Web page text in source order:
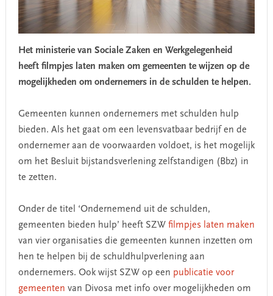
Het ministerie van Sociale Zaken en Werkgelegenheid
heeft filmpjes laten maken om gemeenten te wijzen op de
mogelijkheden om ondernemers in de schulden te helpen.
Gemeenten kunnen ondernemers met schulden hulp
bieden. Als het gaat om een levensvatbaar bedrijf en de
ondernemer aan de voorwaarden voldoet, is het mogelijk
om het Besluit bijstandsverlening zelfstandigen (Bbz) in
te zetten.
Onder de titel ‘Ondernemend uit de schulden,
gemeenten bieden hulp’ heeft SZW filmpjes laten maken
van vier organisaties die gemeenten kunnen inzetten om
hen te helpen bij de schuldhulpverlening aan
ondernemers. Ook wijst SZW op een publicatie voor
gemeenten van Divosa met info over mogelijkheden om